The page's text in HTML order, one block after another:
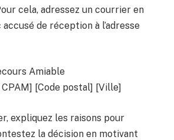
cela, adressez un courrier en
de réception à l’adresse
Amiable
[Code postal] [Ville]
expliquez les raisons pour
la décision en motivant